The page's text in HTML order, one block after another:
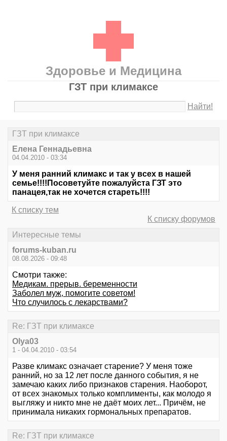
Здоровье и Медицина
ГЗТ при климаксе
Найти!
ГЗТ при климаксе
Елена Геннадьевна
04.04.2010 - 03:34
У меня ранний климакс и так у всех в нашей
семье!!!!Посоветуйте пожалуйста ГЗТ это
панацея,так не хочется стареть!!!!
К списку тем
К списку форумов
Интересные темы
forums-kuban.ru
08.08.2026 - 09:48
Смотри также:
Медикам. прерыв. беременности
Заболел муж, помогите советом!
Что случилось с лекарствами?
Re: ГЗТ при климаксе
Olya03
1 - 04.04.2010 - 03:54
Разве климакс означает старение? У меня тоже
ранний, но за 12 лет после данного события, я не
замечаю каких либо признаков старения. Наоборот,
от всех знакомых только комплименты, как молодо я
выгляжу и никто мне не даёт моих лет... Причём, не
принимала никаких гормональных препаратов.
Re: ГЗТ при климаксе